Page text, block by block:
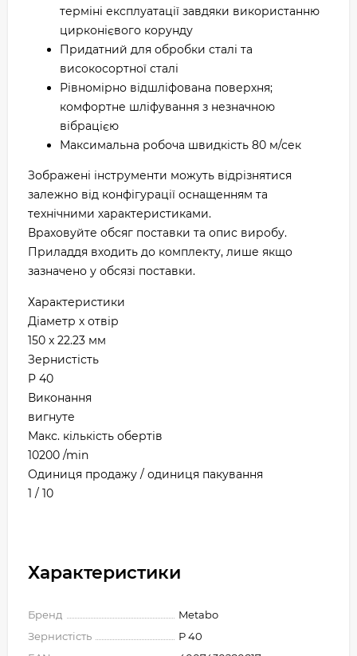
терміні експлуатації завдяки використанню
цирконієвого корунду
Придатний для обробки сталі та
високосортної сталі
Рівномірно відшліфована поверхня;
комфортне шліфування з незначною
вібрацією
Максимальна робоча швидкість 80 м/сек
Зображені інструменти можуть відрізнятися
залежно від конфігурації оснащенням та
технічними характеристиками.
Враховуйте обсяг поставки та опис виробу.
Приладдя входить до комплекту, лише якщо
зазначено у обсязі поставки.
Характеристики
Діаметр х отвір
150 x 22.23 мм
Зернистість
P 40
Виконання
вигнуте
Макс. кількість обертів
10200 /min
Одиниця продажу / одиниця пакування
1 / 10
Характеристики
Бренд
Metabo
Зернистість
Р 40